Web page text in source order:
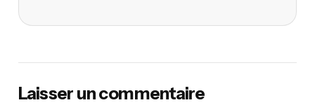
Laisser un commentaire